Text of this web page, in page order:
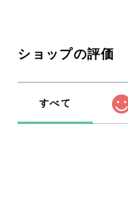
ショップの評価
すべて